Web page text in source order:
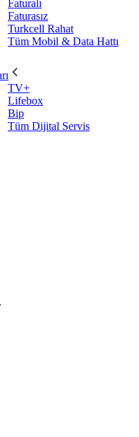
Faturalı
Faturasız
Turkcell Rahat
Tüm Mobil & Data Hattı
TV+
Lifebox
Bip
Tüm Dijital Servis